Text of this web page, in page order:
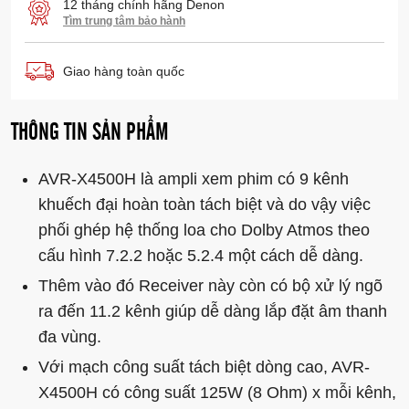
12 tháng chính hãng Denon
Tìm trung tâm bảo hành
Giao hàng toàn quốc
THÔNG TIN SẢN PHẨM
AVR-X4500H là ampli xem phim có 9 kênh
khuếch đại hoàn toàn tách biệt và do vậy việc
phối ghép hệ thống loa cho Dolby Atmos theo
cấu hình 7.2.2 hoặc 5.2.4 một cách dễ dàng.
Thêm vào đó Receiver này còn có bộ xử lý ngõ
ra đến 11.2 kênh giúp dễ dàng lắp đặt âm thanh
đa vùng.
Với mạch công suất tách biệt dòng cao, AVR-
X4500H có công suất 125W (8 Ohm) x mỗi kênh,